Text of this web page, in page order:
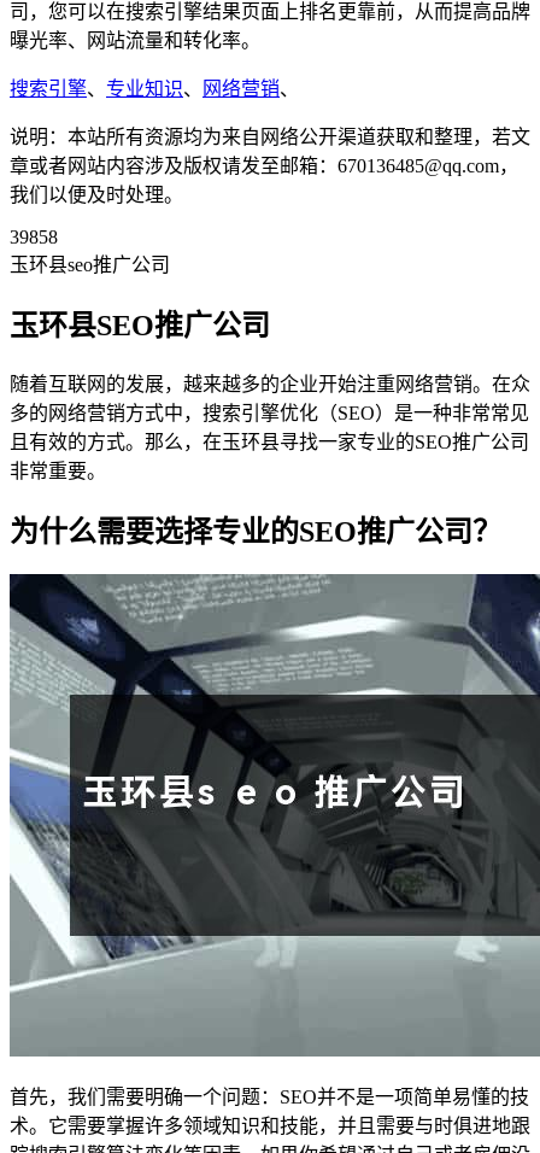
司，您可以在搜索引擎结果页面上排名更靠前，从而提高品牌
曝光率、网站流量和转化率。
搜索引擎、 专业知识、 网络营销、
说明：本站所有资源均为来自网络公开渠道获取和整理，若文
章或者网站内容涉及版权请发至邮箱：670136485@qq.com，
我们以便及时处理。
39858
玉环县seo推广公司
玉环县SEO推广公司
随着互联网的发展，越来越多的企业开始注重网络营销。在众
多的网络营销方式中，搜索引擎优化（SEO）是一种非常常见
且有效的方式。那么，在玉环县寻找一家专业的SEO推广公司
非常重要。
为什么需要选择专业的SEO推广公司？
首先，我们需要明确一个问题：SEO并不是一项简单易懂的技
术。它需要掌握许多领域知识和技能，并且需要与时俱进地跟